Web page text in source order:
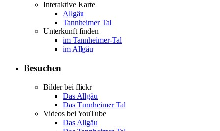
Interaktive Karte
Allgäu
Tannheimer Tal
Unterkunft finden
im Tannheimer-Tal
im Allgäu
Besuchen
Bilder bei flickr
Das Allgäu
Das Tannheimer Tal
Videos bei YouTube
Das Allgäu